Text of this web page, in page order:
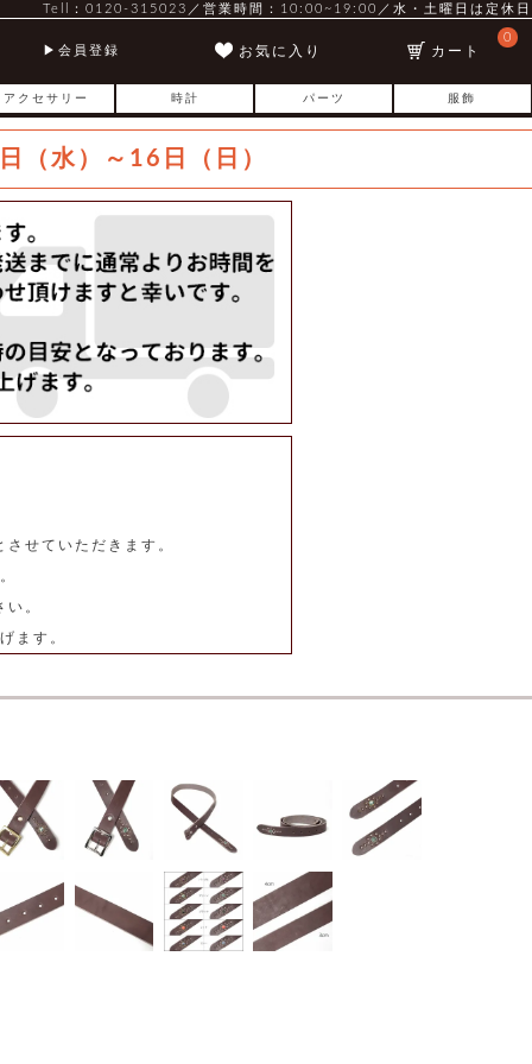
Tell：0120-315023／営業時間：10:00~19:00／水・土曜日は定休日
会員登録 お気に入り
0
カート
アクセサリー 時計 パーツ 服飾
（水）～16日（日）
せていただきます。
。
ます。